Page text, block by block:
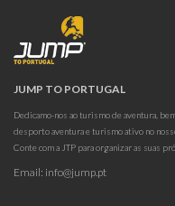
Dedicamo-nos ao turismo de aventura,
desporto aventura e turismo ativo no